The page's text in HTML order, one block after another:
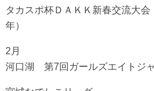
タカスポ杯ＤＡＫＫ新春交流大
年）
2月
河口湖 第7回ガールズエイトジャ